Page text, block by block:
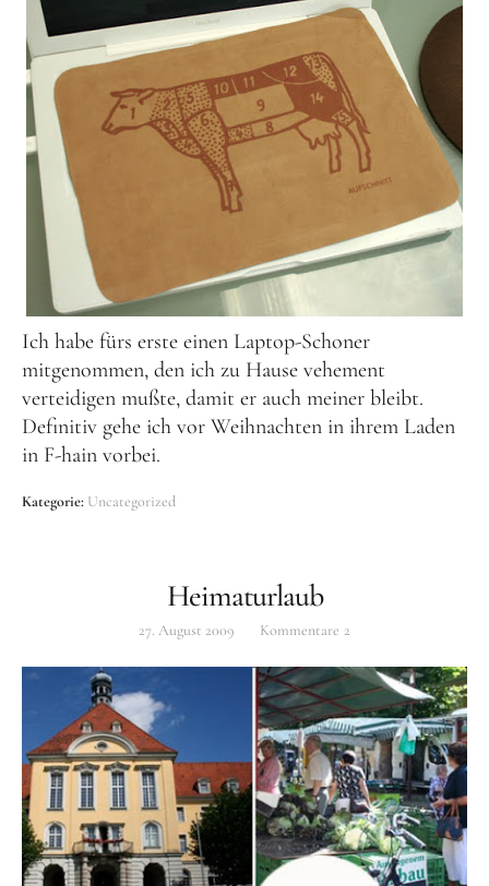
Ich habe fürs erste einen Laptop-Schoner
mitgenommen, den ich zu Hause vehement
verteidigen mußte, damit er auch meiner bleibt.
Definitiv gehe ich vor Weihnachten in ihrem Laden
in F-hain vorbei.
Kategorie: Uncategorized
Heimaturlaub
27. August 2009 Kommentare 2